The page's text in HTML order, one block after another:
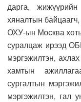
дарга,
хяналтын
ОХУ-ын Москва
суралцаж ирээд
мэргэжилтэн,
хамтын
сургалтын
мэргэжилтэн, гал